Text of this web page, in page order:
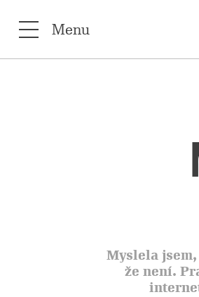
Menu
Myslela
že není.